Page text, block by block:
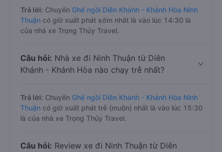
Trả lời: Chuyến Ghế ngồi Diên Khánh - Khánh Hòa Ninh
Thuận có giờ xuất phát sớm nhất là vào lúc 14:30 là
của nhà xe Trọng Thủy Travel.
Câu hỏi: Nhà xe đi Ninh Thuận từ Diên
Khánh - Khánh Hòa nào chạy trễ nhất?
Trả lời: Chuyến Ghế ngồi Diên Khánh - Khánh Hòa Ninh
Thuận có giờ xuất phát trễ (muộn) nhất là vào lúc 15:30
là của nhà xe Trọng Thủy Travel.
Câu hỏi: Review xe đi Ninh Thuận từ Diên